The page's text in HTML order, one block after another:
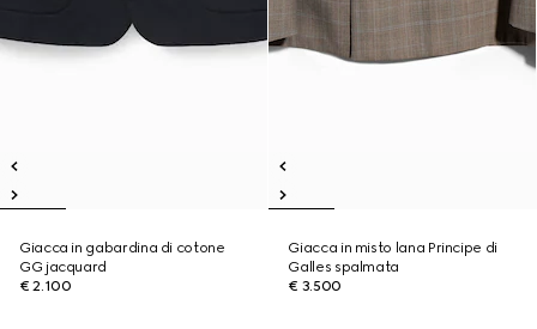
Giacca in gabardina di cotone
GG jacquard
€ 2.100
Giacca in misto lana Principe di
Galles spalmata
€ 3.500